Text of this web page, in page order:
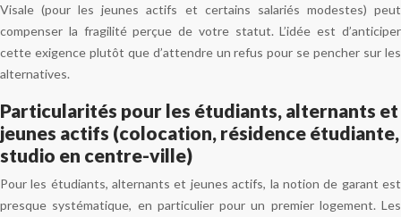
Visale (pour les jeunes actifs et certains salariés modestes) peut
compenser la fragilité perçue de votre statut. L’idée est d’anticiper
cette exigence plutôt que d’attendre un refus pour se pencher sur les
alternatives.
Particularités pour les étudiants, alternants et
jeunes actifs (colocation, résidence étudiante,
studio en centre-ville)
Pour les étudiants, alternants et jeunes actifs, la notion de garant est
presque systématique, en particulier pour un premier logement. Les